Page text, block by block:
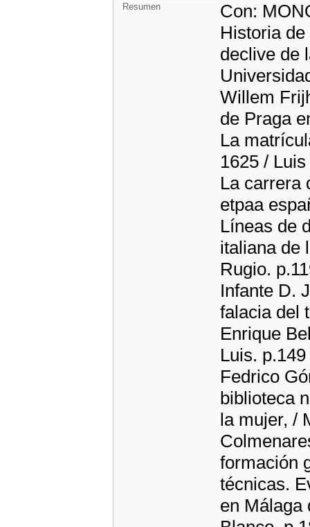
Resumen
Con:
Historia
declive de
Willem
de Praga
La
1625 /
La carrera
etpaa
Líneas de
italiana de
Rugio.
Infante D.
falacia del
Enrique
Luis.
Fedrico
biblioteca
la mujer, /
formación
técnicas.
en Málaga